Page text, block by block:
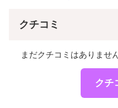
クチコミ
まだクチコミはありません
クチ